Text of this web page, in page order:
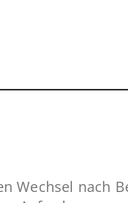
Wechsel nach